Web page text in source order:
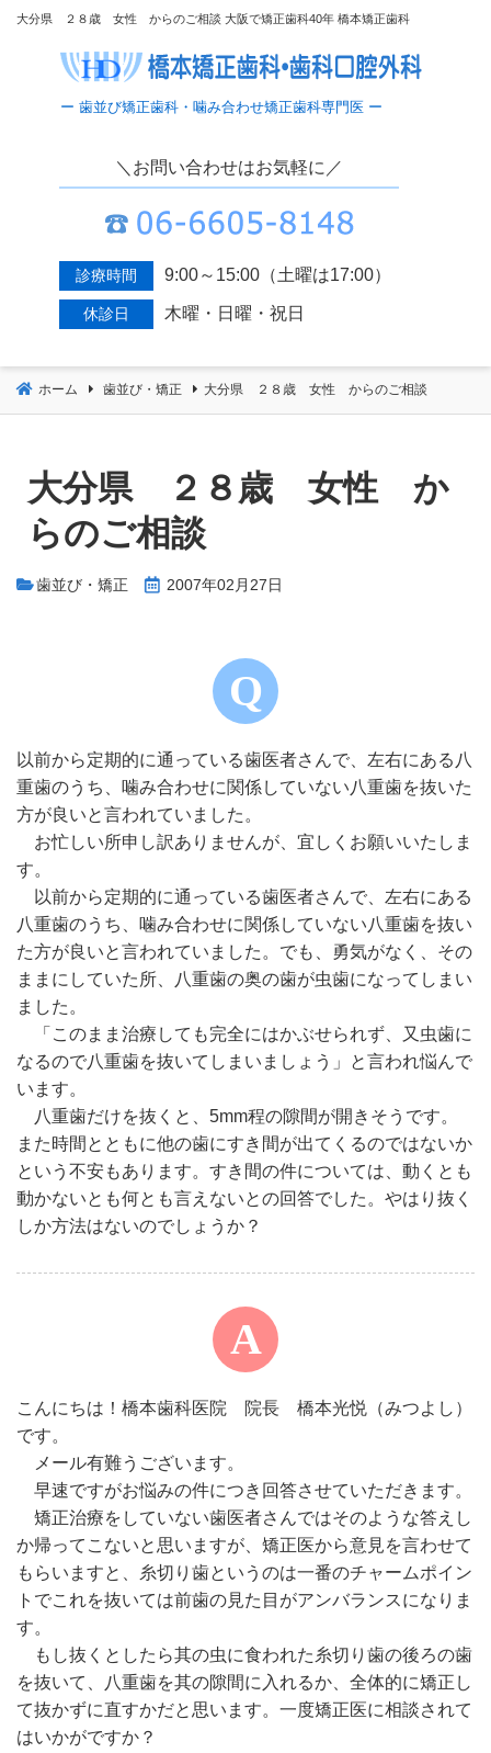
大分県 ２８歳 女性 からのご相談 大阪で矯正歯科40年 橋本矯正歯科
＼お問い合わせはお気軽に／
診療時間 9:00～15:00（土曜は17:00）
休診日 木曜・日曜・祝日
ホーム 歯並び・矯正 大分県 ２８歳 女性 からのご相談
大分県 ２８歳 女性 か
らのご相談
歯並び・矯正 2007年02月27日
以前から定期的に通っている歯医者さんで、左右にある八
重歯のうち、噛み合わせに関係していない八重歯を抜いた
方が良いと言われていました。
お忙しい所申し訳ありませんが、宜しくお願いいたしま
す。
以前から定期的に通っている歯医者さんで、左右にある
八重歯のうち、噛み合わせに関係していない八重歯を抜い
た方が良いと言われていました。でも、勇気がなく、その
ままにしていた所、八重歯の奥の歯が虫歯になってしまい
ました。
「このまま治療しても完全にはかぶせられず、又虫歯に
なるので八重歯を抜いてしまいましょう」と言われ悩んで
います。
八重歯だけを抜くと、5mm程の隙間が開きそうです。
また時間とともに他の歯にすき間が出てくるのではないか
という不安もあります。すき間の件については、動くとも
動かないとも何とも言えないとの回答でした。やはり抜く
しか方法はないのでしょうか？
こんにちは！橋本歯科医院 院長 橋本光悦（みつよし）
です。
メール有難うございます。
早速ですがお悩みの件につき回答させていただきます。
矯正治療をしていない歯医者さんではそのような答えし
か帰ってこないと思いますが、矯正医から意見を言わせて
もらいますと、糸切り歯というのは一番のチャームポイン
トでこれを抜いては前歯の見た目がアンバランスになりま
す。
もし抜くとしたら其の虫に食われた糸切り歯の後ろの歯
を抜いて、八重歯を其の隙間に入れるか、全体的に矯正し
て抜かずに直すかだと思います。一度矯正医に相談されて
はいかがですか？